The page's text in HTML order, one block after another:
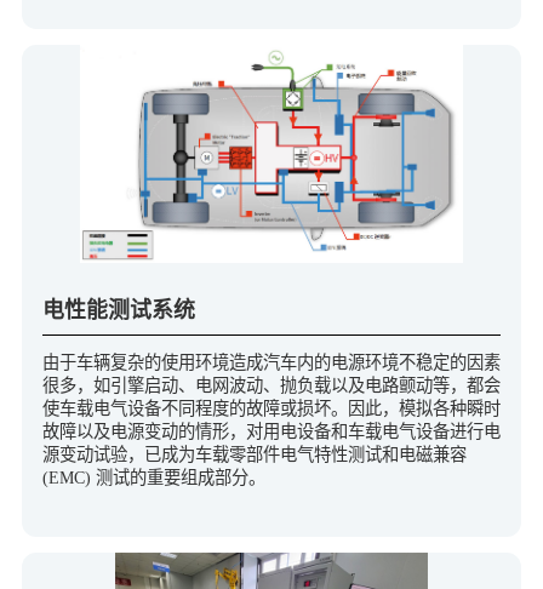
电性能测试系统
由于车辆复杂的使用环境造成汽车内的电源环境不稳定的因素
很多，如引擎启动、电网波动、抛负载以及电路颤动等，都会
使车载电气设备不同程度的故障或损坏。因此，模拟各种瞬时
故障以及电源变动的情形，对用电设备和车载电气设备进行电
源变动试验，已成为车载零部件电气特性测试和电磁兼容
(EMC) 测试的重要组成部分。